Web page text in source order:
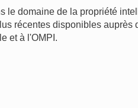
le domaine de la propriété
récentes disponibles auprès
et à l'OMPI.